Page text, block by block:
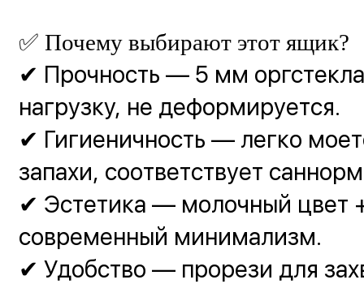
✅ Почему выбирают этот ящик?
✔ Прочность — 5 мм
нагрузку, не деформируется.
✔ Гигиеничность — легко
запахи, соответствует
✔ Эстетика — молочный цвет
современный минимализм.
✔ Удобство — прорези для